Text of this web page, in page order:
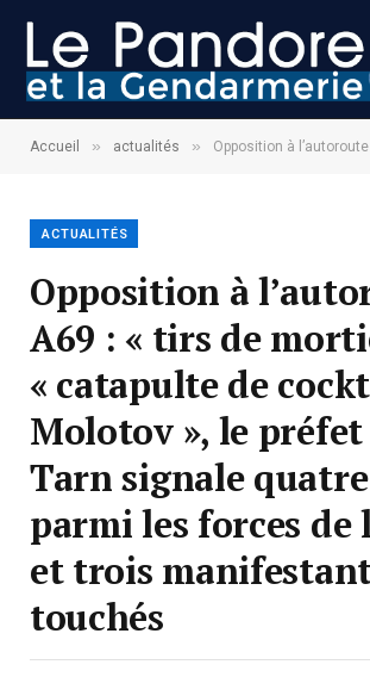
Accueil » actualités » Opposition à l’autoroute A69 : « tirs de mortiers », « catapulte de cocktails Molotov », le préfet du
ACTUALITÉS
Opposition à
A69 : « tirs de
« catapulte de
Molotov », le
Tarn signale quatre
parmi les forces de
et trois
touchés